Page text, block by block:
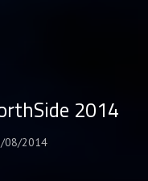
2014
08/2014